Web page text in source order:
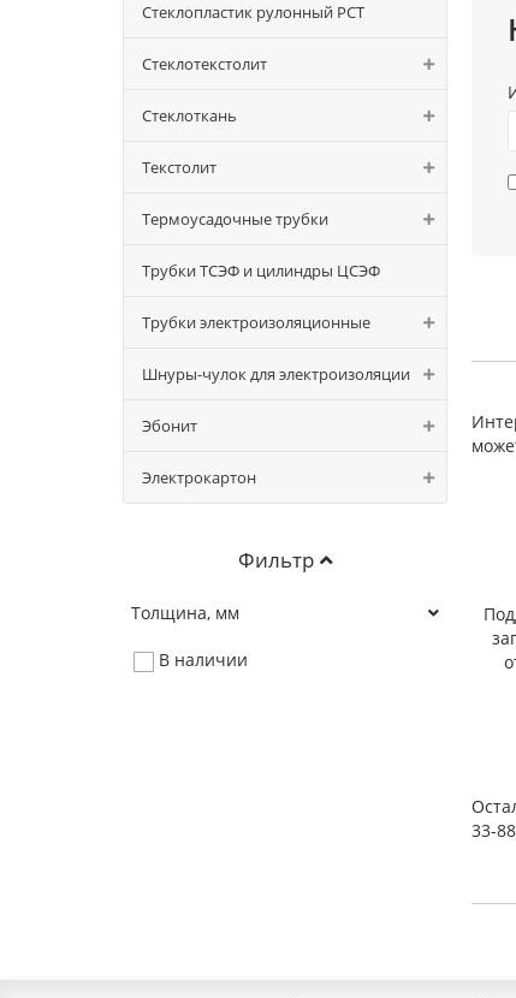
Стеклопластик рулонный РСТ
Стеклотекстолит
Стеклоткань
Текстолит
Термоусадочные трубки
Трубки ТСЭФ и цилиндры ЦСЭФ
Трубки электроизоляционные
Шнуры-чулок для электроизоляции
Эбонит
Электрокартон
Фильтр
Толщина, мм
В наличии
33-